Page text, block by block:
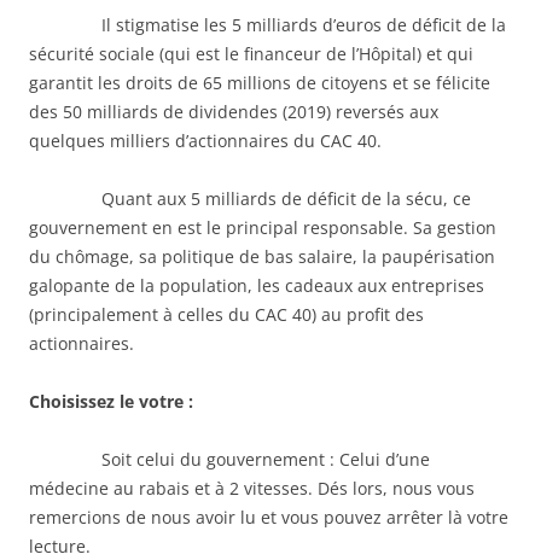
Il stigmatise les 5 milliards d’euros de déficit de la
sécurité sociale (qui est le financeur de l’Hôpital) et qui
garantit les droits de 65 millions de citoyens et se félicite
des 50 milliards de dividendes (2019) reversés aux
quelques milliers d’actionnaires du CAC 40.
Quant aux 5 milliards de déficit de la sécu, ce
gouvernement en est le principal responsable. Sa gestion
du chômage, sa politique de bas salaire, la paupérisation
galopante de la population, les cadeaux aux entreprises
(principalement à celles du CAC 40) au profit des
actionnaires.
Choisissez le votre :
Soit celui du gouvernement : Celui d’une
médecine au rabais et à 2 vitesses. Dés lors, nous vous
remercions de nous avoir lu et vous pouvez arrêter là votre
lecture.